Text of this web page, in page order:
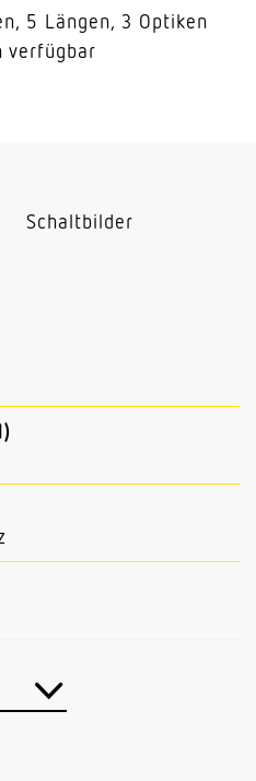
5 Längen, 3 Optiken
verfügbar
Schaltbilder